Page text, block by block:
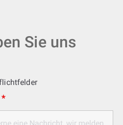
Sie uns
*